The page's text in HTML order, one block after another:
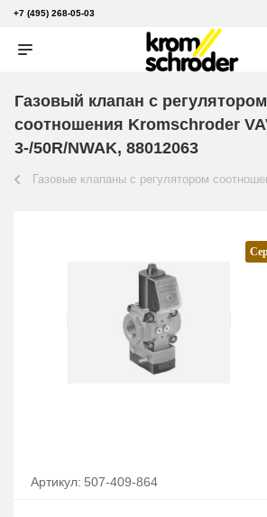
+7 (495) 268-05-03
Газовый клапан с регулятором
соотношения Kromschroder
3-/50R/NWAK, 88012063
Газовые клапаны с регулятором
Артикул: 507-409-864